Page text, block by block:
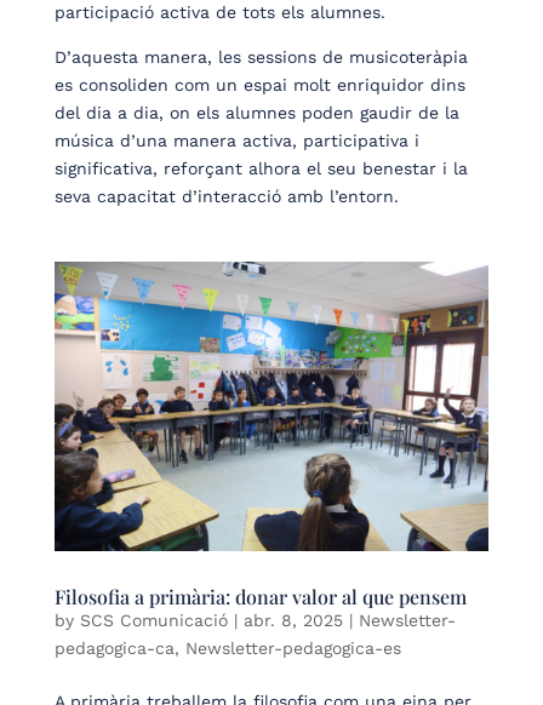
participació activa de tots els alumnes.
D’aquesta manera, les sessions de musicoteràpia
es consoliden com un espai molt enriquidor dins
del dia a dia, on els alumnes poden gaudir de la
música d’una manera activa, participativa i
significativa, reforçant alhora el seu benestar i la
seva capacitat d’interacció amb l’entorn.
Filosofia a primària: donar valor al que pensem
by SCS Comunicació| abr. 8, 2025| Newsletter-
pedagogica-ca, Newsletter-pedagogica-es
A primària treballem la filosofia com una eina per